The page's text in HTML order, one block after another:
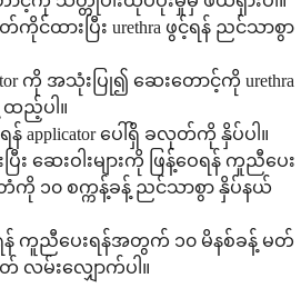
ားပြီး urethra ဖွင့်ရန် ညင်သာစွာ
ကို အသုံးပြု၍ ဆေးတောင့်ကို urethra
ည့်ပါ။
ပေါ်ရှိ ခလုတ်ကို နှိပ်ပါ။
ြီး ဆေးဝါးများကို ဖြန့်ဝေရန် ကူညီပေး
၁၀ စက္ကန့်ခန့် ညင်သာစွာ နှိပ်နယ်
ကူညီပေးရန်အတွက် ၁၀ မိနစ်ခန့် မတ်
လမ်းလျှောက်ပါ။